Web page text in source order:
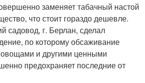
заменяет табачный настой
что стоит гораздо дешевле.
садовод, г. Берлан, сделал
по которому обсаживание
овощами и другими ценными
предохраняет последние от